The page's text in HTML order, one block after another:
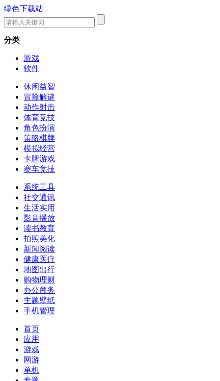
绿色下载站
分类
游戏
软件
休闲益智
冒险解谜
动作射击
体育竞技
角色扮演
策略棋牌
模拟经营
卡牌游戏
赛车竞技
系统工具
社交通讯
生活实用
影音播放
读书教育
拍照美化
新闻阅读
健康医疗
地图出行
购物理财
办公商务
主题壁纸
手机管理
首页
应用
游戏
网游
单机